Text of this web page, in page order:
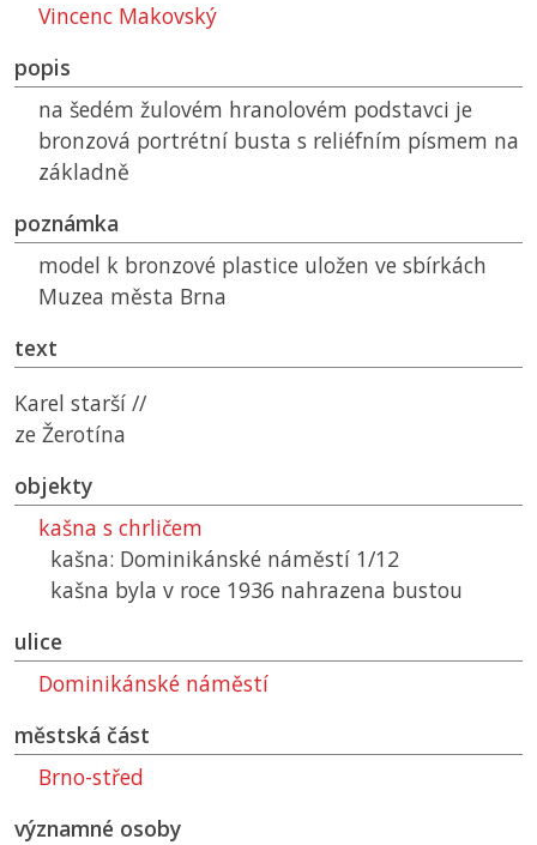
Vincenc Makovský
popis
na šedém žulovém hranolovém podstavci je
bronzová portrétní busta s reliéfním písmem na
základně
poznámka
model k bronzové plastice uložen ve sbírkách
Muzea města Brna
text
Karel starší //
ze Žerotína
objekty
kašna s chrličem
kašna: Dominikánské náměstí 1/12
kašna byla v roce 1936 nahrazena bustou
ulice
Dominikánské náměstí
městská část
Brno-střed
významné osoby